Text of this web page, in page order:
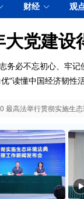
财经 观
大党建设
务必不忘初心、牢记
"读懂中国经济韧性
最高法举行贯彻实施生